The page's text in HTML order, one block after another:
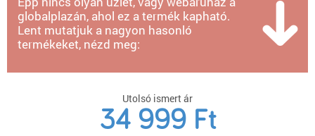
globalplazán, ahol ez a termék kapható.
Lent mutatjuk a nagyon hasonló
termékeket, nézd meg:
Utolsó ismert ár
34 999 Ft